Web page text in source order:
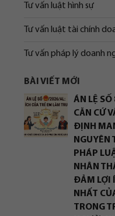
Tư vấn luật hình sự
Tư vấn luật tài chính
Tư vấn pháp lý doanh
BÀI VIẾT MỚI
ÁN LỆ
CĂN CỨ
ĐỊNH
NGUYÊN
PHÁP
NHÂN
ĐẢM LỢI
NHẤT
TRONG